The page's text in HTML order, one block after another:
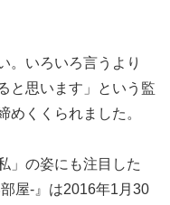
。いろいろ言うより
と思います」という監
めくくられました。
」の姿にも注目した
屋-』は2016年1月30